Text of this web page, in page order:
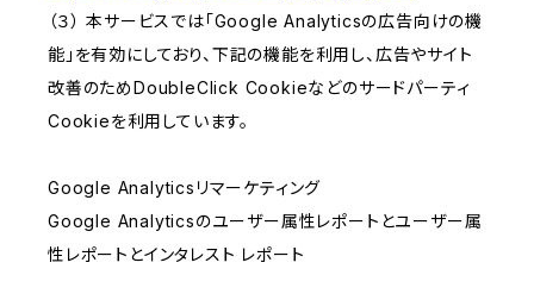
（３） 本サービスでは「Google Analyticsの広告向けの機
能」を有効にしており、下記の機能を利用し、広告やサイト
改善のためDoubleClick Cookieなどのサードパーティ
Cookieを利用しています。
Google Analyticsリマーケティング
Google Analyticsのユーザー属性レポートとユーザー属
性レポートとインタレスト レポート